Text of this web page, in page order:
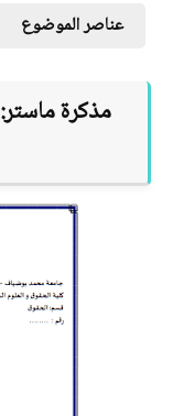
عناصر الموضوع
مذكرة ماستر: